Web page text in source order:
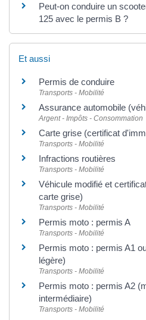
Peut-on conduire un
125 avec le permis B ?
Et aussi
Permis de conduire
Transports - Mobilité
Assurance automobile
Argent - Impôts - Consommation
Carte grise (certificat
Transports - Mobilité
Infractions routières
Transports - Mobilité
Véhicule modifié et
carte grise)
Transports - Mobilité
Permis moto : permis A
Transports - Mobilité
Permis moto : permis A1
légère)
Transports - Mobilité
Permis moto : permis A2
intermédiaire)
Transports - Mobilité